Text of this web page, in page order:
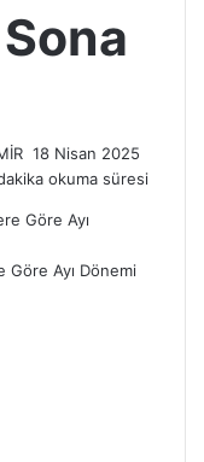
Bir
e-
göndermek
18 Nisan 2025
okuma süresi
Göre Ayı Dönemi